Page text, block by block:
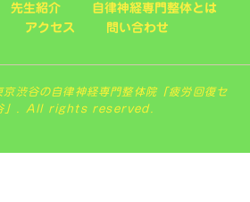
先生紹介
自律神経専門整体とは
アクセス 問い合わせ
谷の自律神経専門整体院「疲労回復セ
谷」. All rights reserved.